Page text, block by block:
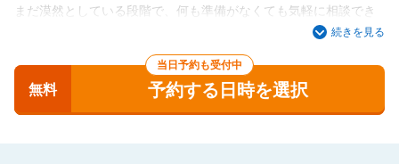
まだ漠然としている段階で、何も準備がなくても気軽に相談でき
続きを見る
当日予約も受付中
無料 予約する日時を選択